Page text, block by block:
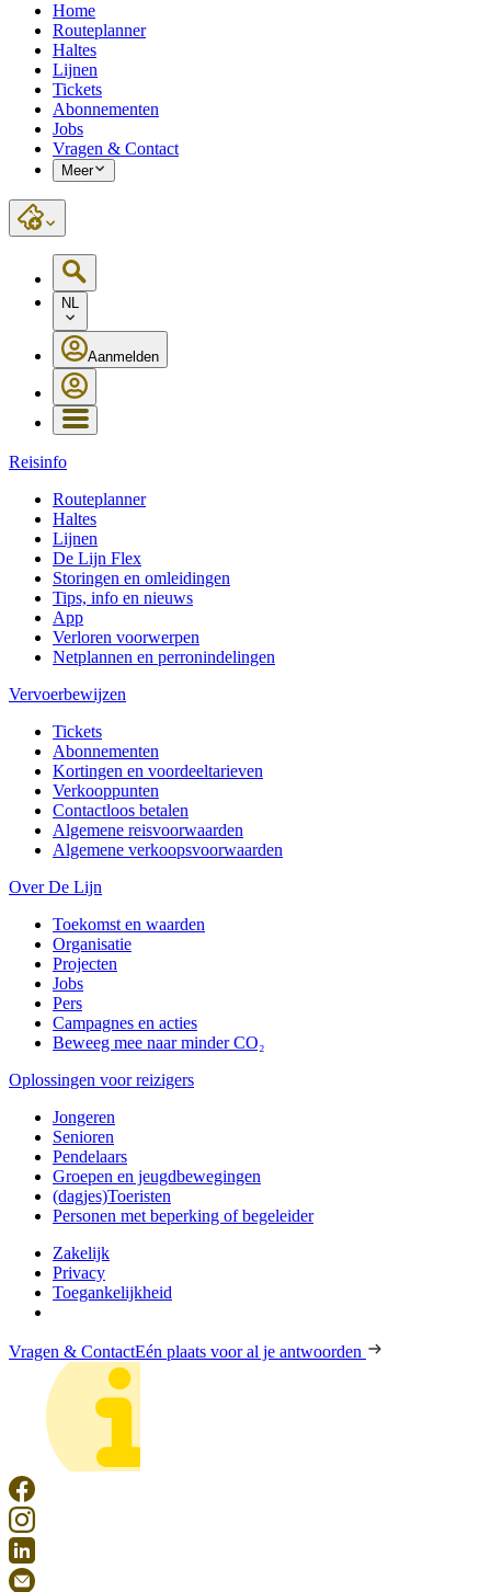
Home
Routeplanner
Haltes
Lijnen
Tickets
Abonnementen
Jobs
Vragen & Contact
Meer
NL
Aanmelden
Reisinfo
Routeplanner
Haltes
Lijnen
De Lijn Flex
Storingen en omleidingen
Tips, info en nieuws
App
Verloren voorwerpen
Netplannen en perronindelingen
Vervoerbewijzen
Tickets
Abonnementen
Kortingen en voordeeltarieven
Verkooppunten
Contactloos betalen
Algemene reisvoorwaarden
Algemene verkoopsvoorwaarden
Over De Lijn
Toekomst en waarden
Organisatie
Projecten
Jobs
Pers
Campagnes en acties
Beweeg mee naar minder CO₂
Oplossingen voor reizigers
Jongeren
Senioren
Pendelaars
Groepen en jeugdbewegingen
(dagjes)Toeristen
Personen met beperking of begeleider
Zakelijk
Privacy
Toegankelijkheid
Vragen & ContactEén plaats voor al je antwoorden